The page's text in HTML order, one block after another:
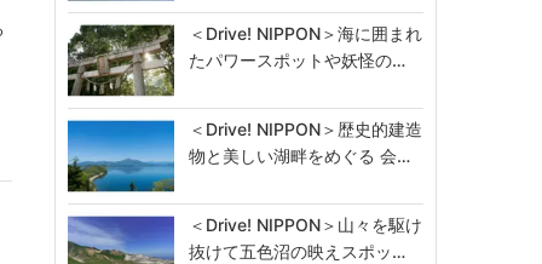
＜Drive! NIPPON＞海に囲まれ
たパワースポットや妖怪の…
＜Drive! NIPPON＞歴史的建造
物と美しい湖畔をめぐる 会…
＜Drive! NIPPON＞山々を駆け
抜けて五色沼の映えスポッ…